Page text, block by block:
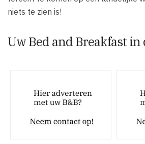
niets te zien is!
Uw Bed and Breakfast in